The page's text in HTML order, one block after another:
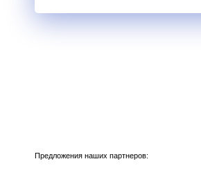
Предложения наших партнеров: